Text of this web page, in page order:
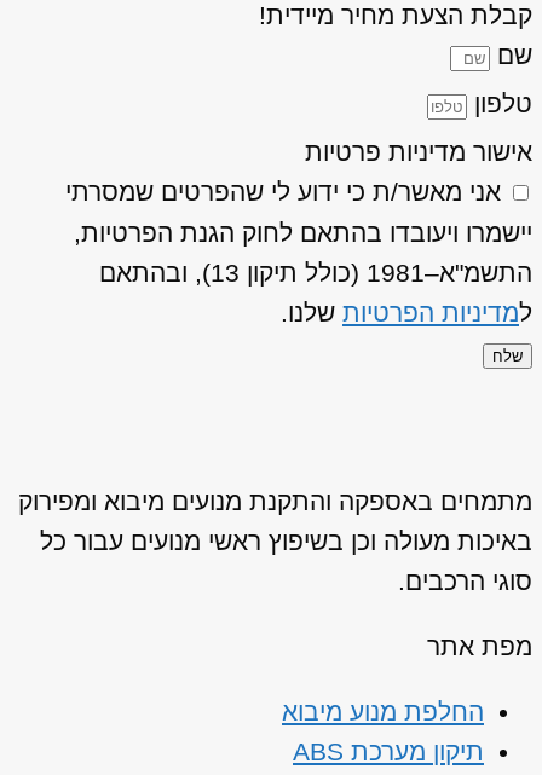
קבלת הצעת מחיר מיידית!
שם
טלפון
אישור מדיניות פרטיות
אני מאשר/ת כי ידוע לי שהפרטים שמסרתי
יישמרו ויעובדו בהתאם לחוק הגנת הפרטיות,
התשמ"א–1981 (כולל תיקון 13), ובהתאם
למדיניות הפרטיות שלנו.
שלח
מתמחים באספקה והתקנת מנועים מיבוא ומפירוק
באיכות מעולה וכן בשיפוץ ראשי מנועים עבור כל
סוגי הרכבים.
מפת אתר
החלפת מנוע מיבוא
תיקון מערכת ABS